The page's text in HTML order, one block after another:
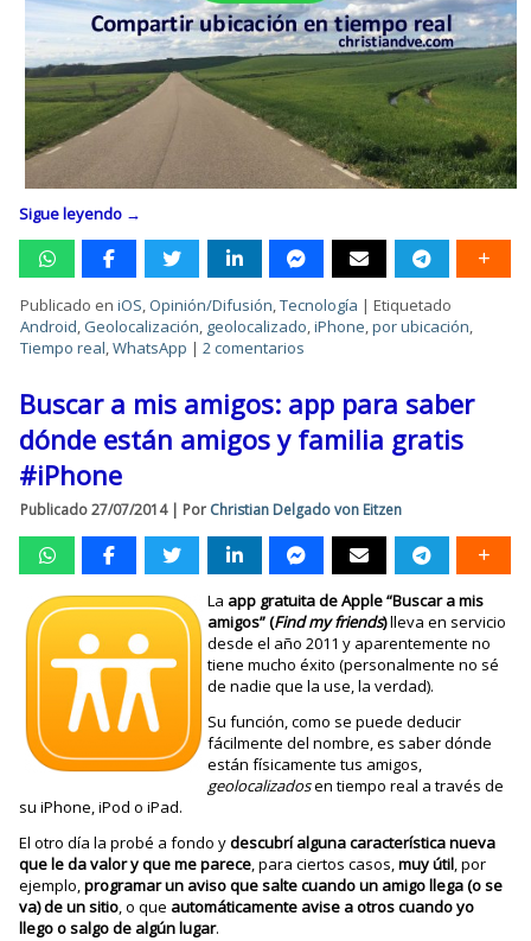
Sigue leyendo →
Publicado en iOS, Opinión/Difusión,Tecnología |Etiquetado
Android, Geolocalización, geolocalizado,iPhone,por ubicación,
Tiempo real,WhatsApp |2 comentarios
Buscar a mis amigos: app para saber
dónde están amigos y familia gratis
#iPhone
Publicado 27/07/2014| Por Christian Delgado von Eitzen
La app gratuita de Apple “Buscar a mis
amigos” (Find my friends)lleva en servicio
desde el año 2011 y aparentemente no
tiene mucho éxito (personalmente no sé
de nadie que la use, la verdad).
Su función, como se puede deducir
fácilmente del nombre, es saber dónde
están físicamente tus amigos,
geolocalizadosen tiempo real a través de
su iPhone, iPod o iPad.
El otro día la probé a fondo ydescubrí alguna característica nueva
que le da valor y que me parece, para ciertos casos,muy útil, por
ejemplo,programar un aviso que salte cuando un amigo llega (o se
va) de un sitio, o que automáticamente avise a otros cuando yo
llego o salgo de algún lugar.